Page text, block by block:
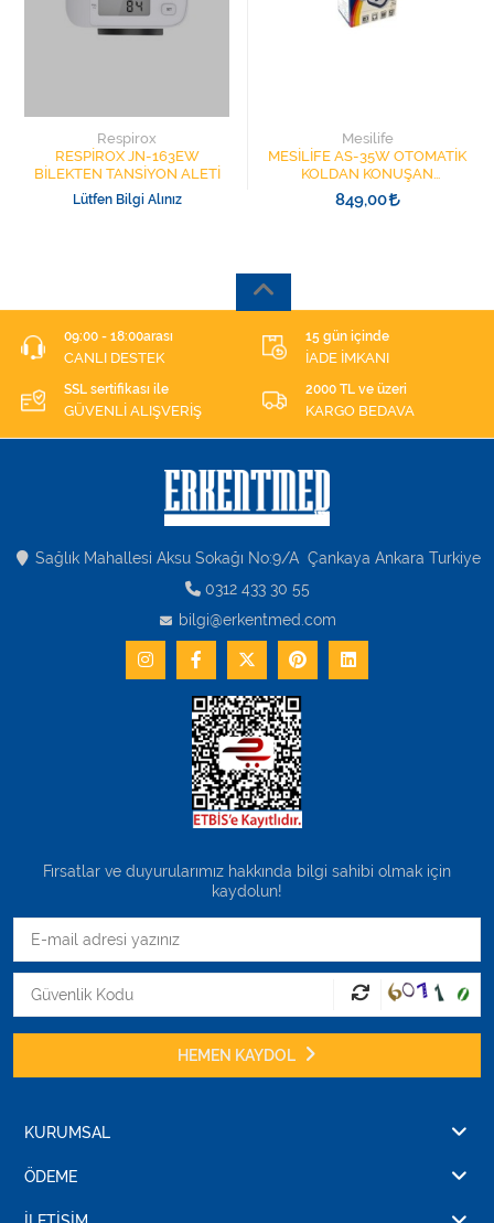
Respirox
RESPİROX JN-163EW
BİLEKTEN TANSİYON ALETİ
Lütfen Bilgi Alınız
Mesilife
MESİLİFE AS-35W OTOMATİK
KOLDAN KONUŞAN
TANSİYON ALETİ 23-33CM
USB KABLO
849,00
09:00 - 18:00arası
CANLI DESTEK
15 gün içinde
İADE İMKANI
SSL sertifikası ile
GÜVENLİ ALIŞVERİŞ
2000 TL ve üzeri
KARGO BEDAVA
Sağlık Mahallesi Aksu Sokağı No:9/A Çankaya Ankara Turkiye
0312 433 30 55
bilgi@erkentmed.com
Fırsatlar ve duyurularımız hakkında bilgi sahibi olmak için
kaydolun!
HEMEN KAYDOL
KURUMSAL
ÖDEME